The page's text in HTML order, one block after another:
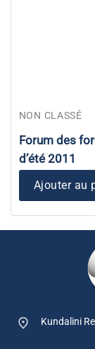
NON CLASSÉ
Forum des
d’été 2011
Ajouter au
Kundalini